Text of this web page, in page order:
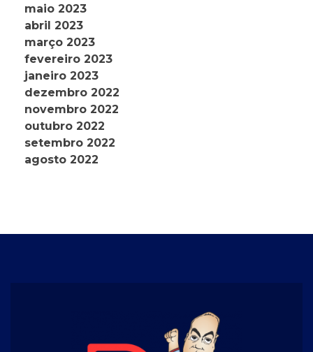
maio 2023
abril 2023
março 2023
fevereiro 2023
janeiro 2023
dezembro 2022
novembro 2022
outubro 2022
setembro 2022
agosto 2022